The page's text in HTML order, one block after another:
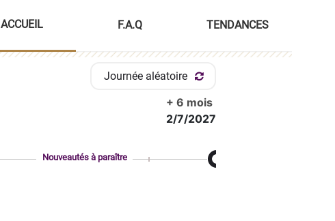
ACCUEIL F.A.Q TENDANCES
Journée aléatoire
+ 6 mois
2/7/2027
Nouveautés à paraître